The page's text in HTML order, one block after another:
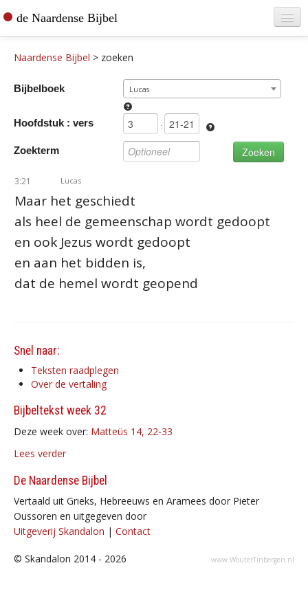
de Naardense Bijbel
De vertaler
Contact
Naardense Bijbel > zoeken
Bijbelboek Lucas
Hoofdstuk : vers :
Zoekterm
3:21 Lucas
Maar het geschiedt
als heel de gemeenschap wordt gedoopt
en ook Jezus wordt gedoopt
en aan het bidden is,
dat de hemel wordt geopend
Snel naar:
Teksten raadplegen
Over de vertaling
Bijbeltekst week 32
Deze week over: Matteüs 14, 22-33
Lees verder
De Naardense Bijbel
Vertaald uit Grieks, Hebreeuws en Aramees door Pieter
Oussoren en uitgegeven door
Uitgeverij Skandalon | Contact
www.WouterTinbergen.nl
© Skandalon 2014 - 2026